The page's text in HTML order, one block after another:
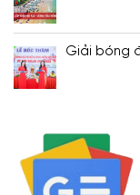
Giải bóng